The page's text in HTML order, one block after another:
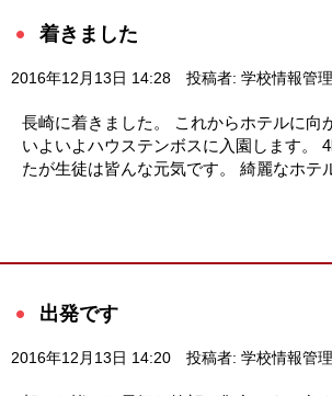
着きました
2016年12月13日 14:28 投稿者: 学校情報管
長崎に着きました。 これからホテルに向
いよいよハウステンボスに入園します。
たが生徒は皆んな元気です。 綺麗なホテ
出発です
2016年12月13日 14:20 投稿者: 学校情報管